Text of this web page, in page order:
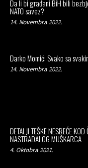
Da li bi građani BiH bili
NATO savez?
14. Novembra 2022.
Darko Momić: Svako sa
14. Novembra 2022.
DETALJI TEŠKE NESREĆE
NASTRADALOG MUŠKARCA
4. Oktobra 2021.